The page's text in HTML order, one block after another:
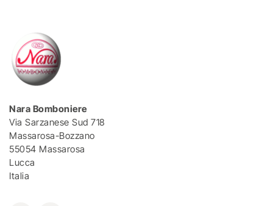
Nara Bomboniere
Via Sarzanese Sud 718
Massarosa-Bozzano
55054 Massarosa
Lucca
Italia